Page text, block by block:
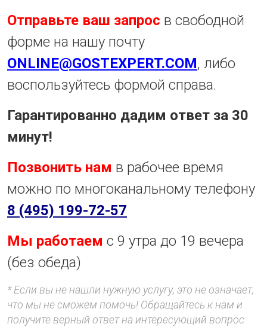
Отправьте ваш запрос в свободной
форме на нашу почту
ONLINE@GOSTEXPERT.COM, либо
воспользуйтесь формой справа.
Гарантированно дадим ответ за 30
минут!
Позвонить нам в рабочее время
можно по многоканальному телефону
8 (495) 199-72-57
Мы работаем с 9 утра до 19 вечера
(без обеда)
* Если вы не нашли нужную услугу, это не означает,
что мы не сможем помочь! Обращайтесь к нам и
получите верный ответ на интересующий вопрос